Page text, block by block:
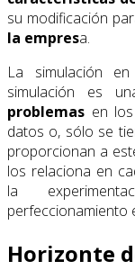
su modificación
la empresa.
La simulación
simulación es
problemas en
datos o, sólo se
proporcionan a
los relaciona en
la
perfeccionamiento
Horizonte